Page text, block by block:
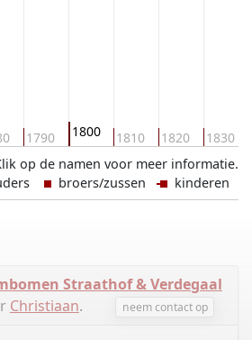
1790 1800 1810 1820 1830
op de namen voor meer informatie.
broers/zussen kinderen
Straathof & Verdegaal
Christiaan. neem contact op